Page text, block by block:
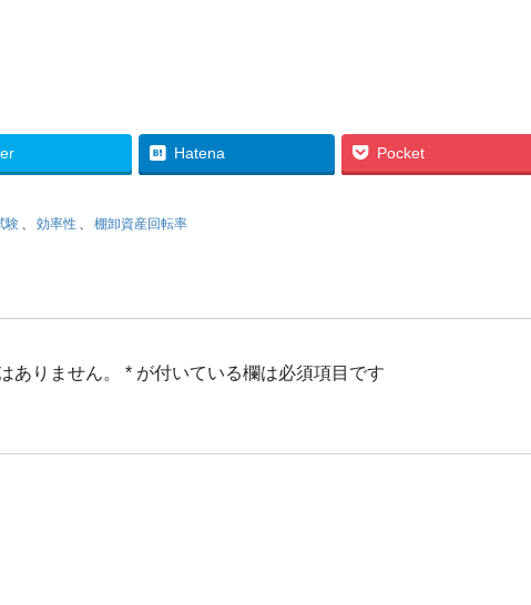
Hatena Pocket
験 、 効率性 、 棚卸資産回転率
ありません。 * が付いている欄は必須項目です